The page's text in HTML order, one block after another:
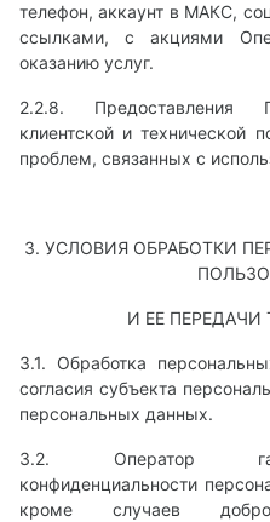
телефон, аккаунт в МАКС,
ссылками, с акциями
оказанию услуг.
2.2.8. Предоставления
клиентской и технической
проблем, связанных с
3. УСЛОВИЯ ОБРАБОТКИ
И ЕЕ
3.1. Обработка
согласия субъекта
персональных данных.
3.2. Оператор
конфиденциальности
кроме случаев